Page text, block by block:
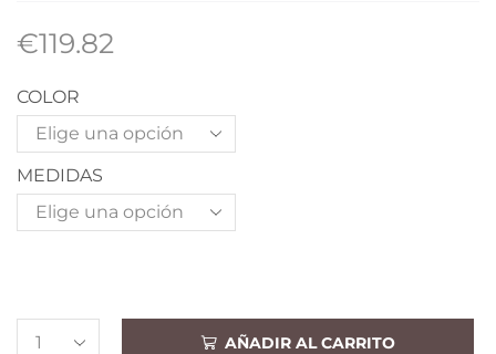
€119.82
COLOR
MEDIDAS
AÑADIR AL CARRITO